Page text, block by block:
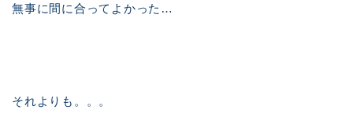
無事に間に合ってよかった…
それよりも。。。